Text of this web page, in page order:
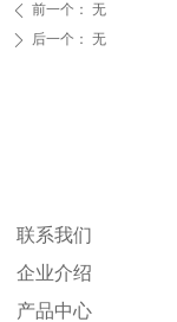
ꄴ 前一个： 无
ꄲ 后一个： 无
联系我们
企业介绍
产品中心